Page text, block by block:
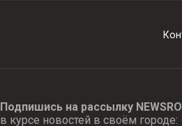
Подпишись на рассылку
в курсе новостей в своём городе: